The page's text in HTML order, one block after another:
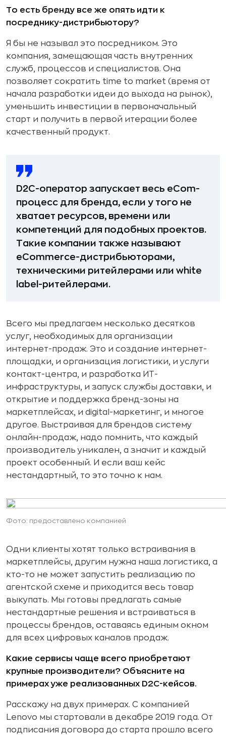
То есть бренду все же опять идти к
посреднику-дистрибьютору?
Я бы не называл это посредником. Это
компания, замещающая часть внутренних
служб, процессов и специалистов. Она
позволяет сократить time to market (время от
начала разработки идеи до выхода на рынок),
уменьшить инвестиции в первоначальный
старт и получить в первой итерации более
качественный продукт.
D2C-оператор запускает весь eCom-
процесс для бренда, если у того не
хватает ресурсов, времени или
компетенций для подобных проектов.
Такие компании также называют
eСommerce-дистрибьюторами,
техническими ритейлерами или white
label-ритейлерами.
Всего мы предлагаем несколько десятков
услуг, необходимых для организации
интернет-продаж. Это и создание интернет-
площадки, и организация логистики, и услуги
контакт-центра, и разработка ИТ-
инфраструктуры, и запуск службы доставки, и
открытие и поддержка бренд-зоны на
маркетплейсах, и digital-маркетинг, и многое
другое. Выстраивая для брендов систему
онлайн-продаж, надо помнить, что каждый
производитель уникален, а значит и каждый
проект особенный. И если ваш кейс
нестандартный, то это точно к нам.
Фото: предоставлено компанией
Одни клиенты хотят только встраивания в
маркетплейсы, другим нужна наша логистика, а
кто-то не может запустить реализацию по
агентской схеме и приходится весь товар
выкупать. Мы готовы предлагать самые
нестандартные решения и встраиваться в
процессы брендов, оставаясь единым окном
для всех цифровых каналов продаж.
Какие сервисы чаще всего приобретают
крупные производители? Объясните на
примерах уже реализованных D2C-кейсов.
Расскажу на двух примерах. С компанией
Lenovo мы стартовали в декабре 2019 года. От
подписания договора до старта прошло всего